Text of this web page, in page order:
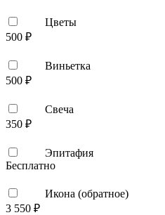
Цветы
500 ₽
Виньетка
500 ₽
Свеча
350 ₽
Эпитафия
Бесплатно
Икона (обратное)
3 550 ₽